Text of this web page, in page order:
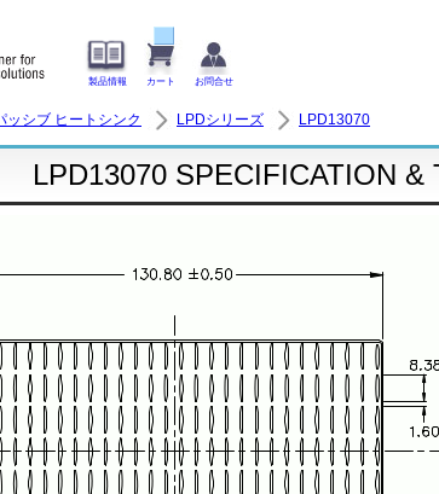
製品情報 カート お問合せ
ッシブ ヒートシンク LPDシリーズ LPD13070
LPD13070 SPECIFICATION &